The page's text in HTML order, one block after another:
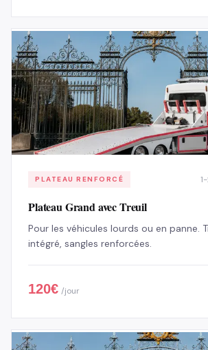
PLATEAU RENFORCÉ
Plateau Grand avec Treuil
Pour les véhicules lourds ou en panne.
intégré, sangles renforcées.
120€ /jour